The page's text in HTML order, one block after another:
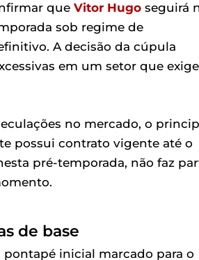
que Vitor Hugo seguirá
sob regime de
A decisão da cúpula
em um setor que exige
no mercado, o
possui contrato vigente até o
pré-temporada, não faz
de base
inicial marcado para o